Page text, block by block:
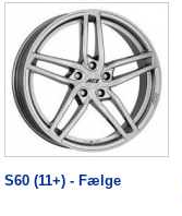
S60 (11+) - Fælge